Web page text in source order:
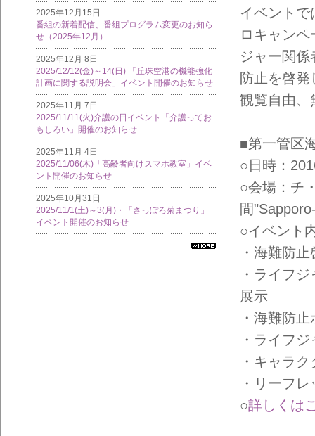
2025年12月15日
番組の新着配信、番組プログラム変更のお知ら
せ（2025年12月）
2025年12月 8日
2025/12/12(金)～14(日) 「丘珠空港の機能強化
計画に関する説明会」イベント開催のお知らせ
2025年11月 7日
2025/11/11(火)介護の日イベント「介護ってお
もしろい」開催のお知らせ
2025年11月 4日
2025/11/06(木)「高齢者向けスマホ教室」イベ
ント開催のお知らせ
2025年10月31日
2025/11/1(土)～3(月)・「さっぽろ菊まつり」
イベント開催のお知らせ
イベント
ロキャン
ジャー関
防止を啓発
観覧自由、
■第一管区
○日時：
○会場：チ
間
○イベント
・海難防
・ライフ
展示
・海難防
・ライフ
・キャラ
・リーフ
○詳しくは